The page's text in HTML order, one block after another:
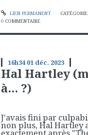
LIEN PERMANENT
0 COMMENTAIRE
16h34 01 déc. 2023
Hal Hartley
à... ?)
J'avais fini par
non plus, Hal Hartley